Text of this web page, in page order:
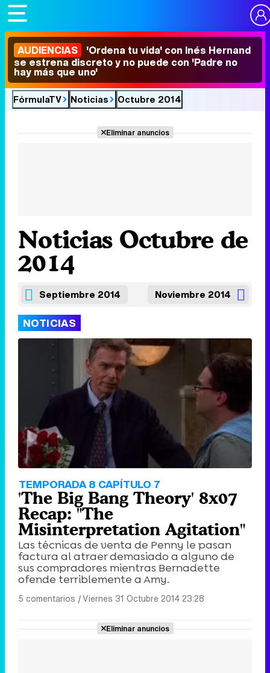
AUDIENCIAS 'Ordena tu vida' con Inés Hernand
se estrena discreto y no puede con 'Padre no
hay más que uno'
FórmulaTV Noticias Octubre 2014
Eliminar anuncios
Noticias Octubre de
2014
Septiembre 2014 Noviembre 2014
NOTICIAS
TEMPORADA 8 CAPÍTULO 7
'The Big Bang Theory' 8x07
Recap: "The
Misinterpretation Agitation"
Las técnicas de venta de Penny le pasan
factura al atraer demasiado a alguno de
sus compradores mientras Bernadette
ofende terriblemente a Amy.
5 comentarios |Viernes 31 Octubre 2014 23:28
Eliminar anuncios